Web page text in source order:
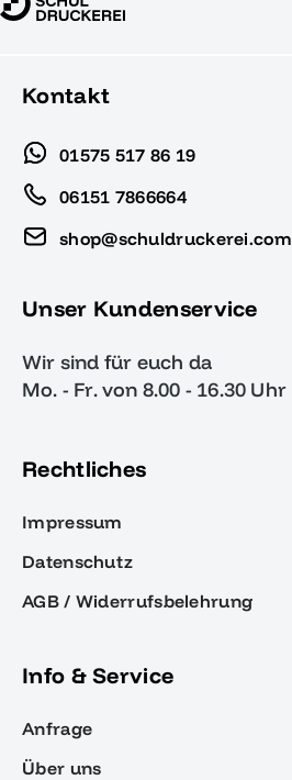
Kontakt
01575 517 86 19
06151 7866664
shop@schuldruckerei.com
Unser Kundenservice
Wir sind für euch da
Mo. - Fr. von 8.00 - 16.30 Uhr
Rechtliches
Impressum
Datenschutz
AGB / Widerrufsbelehrung
Info & Service
Anfrage
Über uns